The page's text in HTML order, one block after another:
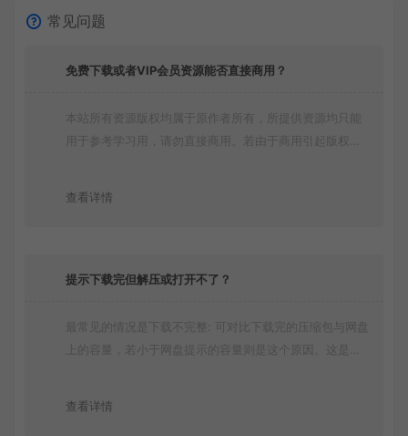
常见问题
免费下载或者VIP会员资源能否直接商用？
本站所有资源版权均属于原作者所有，所提供资源均只能
用于参考学习用，请勿直接商用。若由于商用引起版权纠
查看详情
提示下载完但解压或打开不了？
最常见的情况是下载不完整: 可对比下载完的压缩包与网盘
上的容量，若小于网盘提示的容量则是这个原因。这是浏
查看详情